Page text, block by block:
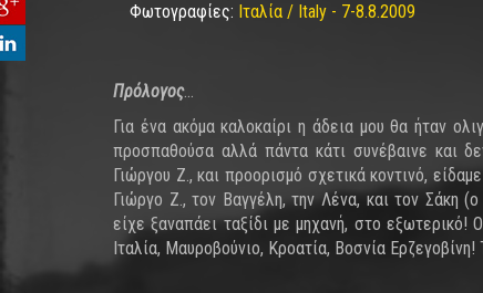
Φωτογραφίες: Ιταλία / Italy - 7-8.8.2009
Πρόλογος...
Για ένα ακόμα καλοκαίρι η άδεια μου θα ήταν
προσπαθούσα αλλά πάντα κάτι συνέβαινε και
Γιώργου Ζ., και προορισμό σχετικά κοντινό,
Γιώργο Z., τον Βαγγέλη, την Λένα, και τον Σάκη
είχε ξαναπάει ταξίδι με μηχανή, στο
Ιταλία, Μαυροβούνιο, Κροατία, Βοσνία